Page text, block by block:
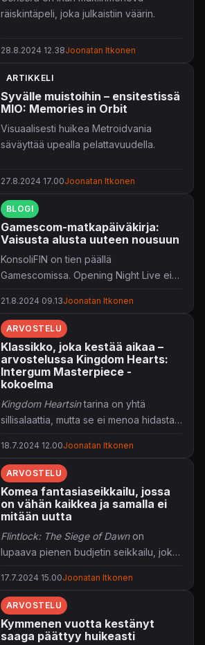
räiskintäpeli, joka julkaistiin väärin.
28.8.2024 12.38Joonatan Itkonen
ARTIKKELI
Syvälle muistoihin – ensitestissä
MIO: Memories in Orbit
Visuaalisesti huikea Metroidvania
säväyttää upealla pelattavuudella.
27.8.2024 17.00Joonatan Itkonen
BLOGI
Gamescom-matkapäiväkirja:
Vaisusta alusta uuteen nousuun
KonsoliFIN on tien päällä
Gamescomissa. Opening Night Live ei
paranneta.
21.8.2024 09.13Joonatan Itkonen
ARVOSTELU
Klassikko, joka kestää aikaa –
arvostelussa Kingdom Hearts:
Intergum Masterpiece -
kokoelma
Kingdom Heartsintarina on yhtä
sillisalaattia, mutta se ei menoa hidasta,
18.7.2024 12.00Joonatan Itkonen
ARVOSTELU
Komea fantasiaseikkailu, jossa
on vähän kaikkea ja samalla ei
mitään uutta
Flintlock: The Siege of Dawnon
lupaava pienen budjetin seikkailu, joka
lainaamista.
17.7.2024 15.00Joonatan Itkonen
ARVOSTELU
Kymmenen vuotta kestänyt
saaga päättyy huikeasti